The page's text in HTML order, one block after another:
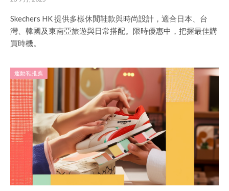
Skechers HK 提供多樣休閒鞋款與時尚設計，適合日本、台
灣、韓國及東南亞旅遊與日常搭配。限時優惠中，把握最佳購
買時機。
運動鞋推薦